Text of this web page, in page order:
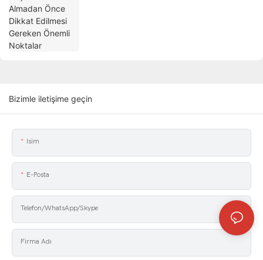
Bizimle iletişime geçin
Isim
E-Posta
Telefon/WhatsApp/Skype
Firma Adı